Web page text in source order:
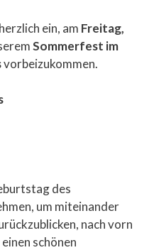
ein, am Freitag,
Sommerfest im
vorbeizukommen.
des
um miteinander
nach vorn
schönen